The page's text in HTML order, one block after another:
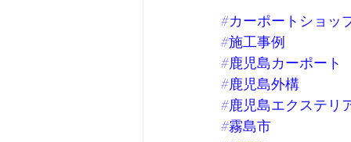
#カーポートショッ
#施工事例
#鹿児島カーポート
#鹿児島外構
#鹿児島エクステリ
#霧島市